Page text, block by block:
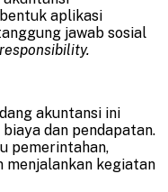
aplikasi
jawab sosial
akuntansi ini
dan pendapatan.
pemerintahan,
menjalankan kegiatan